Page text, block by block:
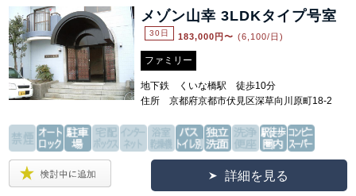
メゾン山幸 3LDKタイプ号室
30日 183,000 円〜 (6,100/日)
ファミリー
地下鉄 くいな橋駅 徒歩10分
住所 京都府京都市伏見区深草向川原町18-2
詳細を見る